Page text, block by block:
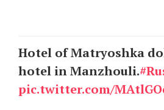
Hotel of Matryoshka
hotel in Manzhouli.
pic.twitter.com/